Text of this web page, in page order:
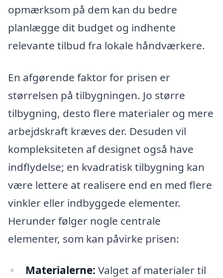
opmærksom på dem kan du bedre
planlægge dit budget og indhente
relevante tilbud fra lokale håndværkere.
En afgørende faktor for prisen er
størrelsen på tilbygningen. Jo større
tilbygning, desto flere materialer og mere
arbejdskraft kræves der. Desuden vil
kompleksiteten af designet også have
indflydelse; en kvadratisk tilbygning kan
være lettere at realisere end en med flere
vinkler eller indbyggede elementer.
Herunder følger nogle centrale
elementer, som kan påvirke prisen:
Materialerne: Valget af materialer til